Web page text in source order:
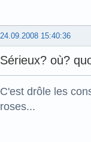
24.09.2008 15:40:36
Sérieux? où?
C'est drôle les
roses...